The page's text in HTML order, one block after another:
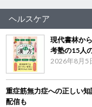
ヘルスケア
現代書林か
考塾の15人
2026年8月5
重症筋無力症への正しい
配信も